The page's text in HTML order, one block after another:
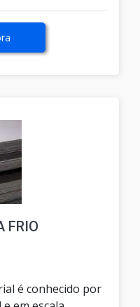
FRIO
é conhecido por